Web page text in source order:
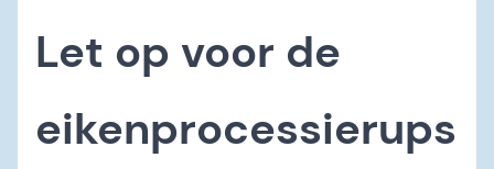
Let op voor de
eikenprocessierups